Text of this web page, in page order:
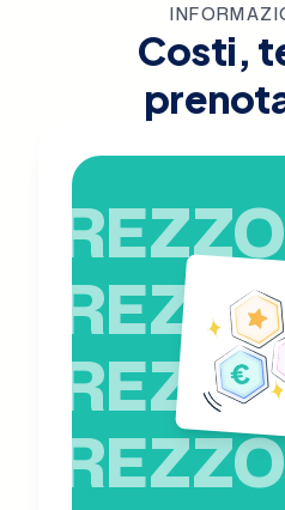
Costi,